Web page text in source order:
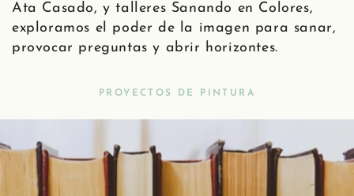
Ata Casado, y talleres Sanando en Colores,
exploramos el poder de la imagen para sanar,
provocar preguntas y abrir horizontes.
PROYECTOS DE PINTURA